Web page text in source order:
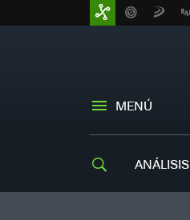
MENÚ
ANÁLISIS